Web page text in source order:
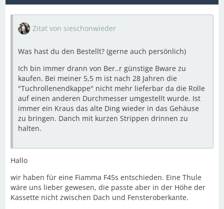
Zitat von sieschonwieder
Was hast du den Bestellt? (gerne auch persönlich)
Ich bin immer drann von Ber..r günstige Bware zu
kaufen. Bei meiner 5,5 m ist nach 28 Jahren die
"Tuchrollenendkappe" nicht mehr lieferbar da die Rolle
auf einen anderen Durchmesser umgestellt wurde. Ist
immer ein Kraus das alte Ding wieder in das Gehäuse
zu bringen. Danch mit kurzen Strippen drinnen zu
halten.
Hallo
wir haben für eine Fiamma F45s entschieden. Eine Thule
wäre uns lieber gewesen, die passte aber in der Höhe der
Kassette nicht zwischen Dach und Fensteroberkante.